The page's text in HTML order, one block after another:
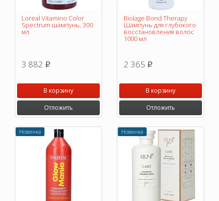
Loreal Vitamino Color
Spectrum шампунь, 300
мл
3 882 p
В корзину
Отложить
Biolage Bond Therapy
Шампунь для глубокого
восстановления волос
1000 мл
2 365 p
В корзину
Отложить
Новинка Новинка